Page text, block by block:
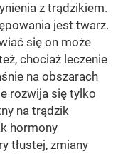
z trądzikiem.
jest twarz.
się on może
chociaż leczenie
na obszarach
rozwija się tylko
na trądzik
hormony
tłustej, zmiany